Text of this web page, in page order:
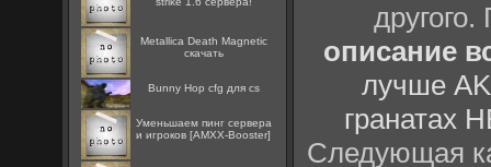
Metallica Death Magnetic
скачать
Bunny Hop cfg для cs
Уменьшаем пинг сервера
и игроков [AMXX-Booster]
описание
лучше
гранатах
Следующая